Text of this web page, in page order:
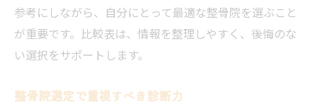
参考にしながら、自分にとって最適な整骨院を選ぶこと
が重要です。比較表は、情報を整理しやすく、後悔のな
い選択をサポートします。
整骨院選定で重視すべき診断力